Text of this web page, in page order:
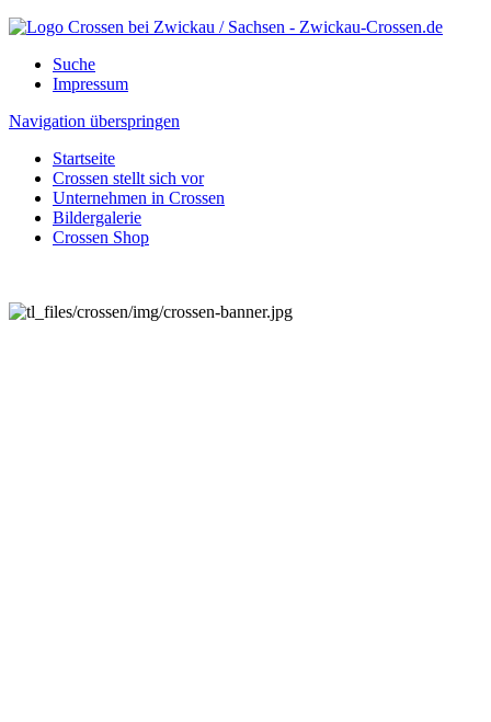
Suche
Impressum
Navigation überspringen
Startseite
Crossen stellt sich vor
Unternehmen in Crossen
Bildergalerie
Crossen Shop